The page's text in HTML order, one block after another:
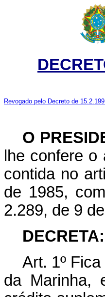
Revogado pelo Decreto de
O
lhe confere
contida no
de 1985,
2.289, de 9
DECRETA:
Art. 1º
da Marinha,